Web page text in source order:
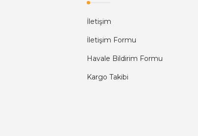
İletişim
İletişim Formu
Havale Bildirim Formu
Kargo Takibi